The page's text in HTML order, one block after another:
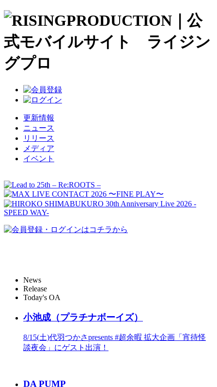
更新情報
ニュース
リリース
メディア
イベント
News
Release
Today's OA
小池成（プラチナボーイズ）
8/15(土)代羽つかさpresents #超余暇 拡大企画「宵待怪
談夜会」にゲスト出演！
DA PUMP